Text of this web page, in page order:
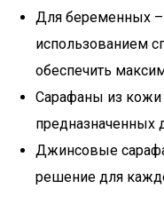
Для беременных
использованием
обеспечить
Сарафаны из кожи
предназначенных
Джинсовые
решение для